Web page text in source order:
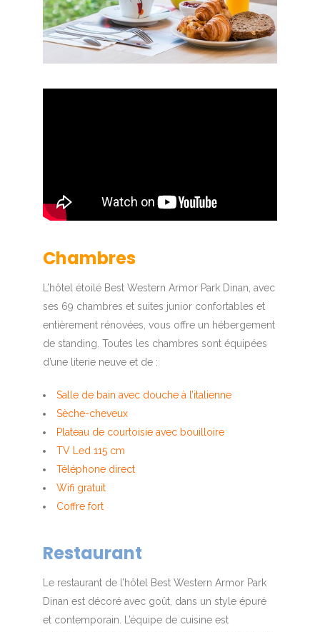
Chambres
L’hôtel étoilé Best Western Armor Park Dinan, avec
ses 69 chambres et suites junior confortables et
entièrement rénovées, vous offre un hébergement
de standing. Toutes les chambres sont équipées
d’une literie neuve et de :
Salle de bain avec douche à l’italienne
Sèche-cheveux
Plateau de courtoisie avec bouilloire
TV Led 115 cm
Téléphone direct
Wifi gratuit
Coffre fort
Restaurant
Le restaurant de l’hôtel Best Western Armor Park
Dinan est décoré avec goût, dans un style épuré
et contemporain. L’équipe de cuisine est